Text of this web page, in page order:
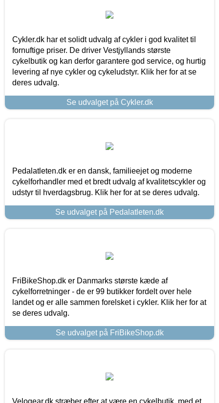
Cykler.dk har et solidt udvalg af cykler i god kvalitet til
fornuftige priser. De driver Vestjyllands største
cykelbutik og kan derfor garantere god service, og hurtig
levering af nye cykler og cykeludstyr. Klik her for at se
deres udvalg.
Se udvalget på Cykler.dk
Pedalatleten.dk er en dansk, familieejet og moderne
cykelforhandler med et bredt udvalg af kvalitetscykler og
udstyr til hverdagsbrug. Klik her for at se deres udvalg.
Se udvalget på Pedalatleten.dk
FriBikeShop.dk er Danmarks største kæde af
cykelforretninger - de er 99 butikker fordelt over hele
landet og er alle sammen forelsket i cykler. Klik her for at
se deres udvalg.
Se udvalget på FriBikeShop.dk
Velogear.dk stræber efter at være en cykelbutik, med et